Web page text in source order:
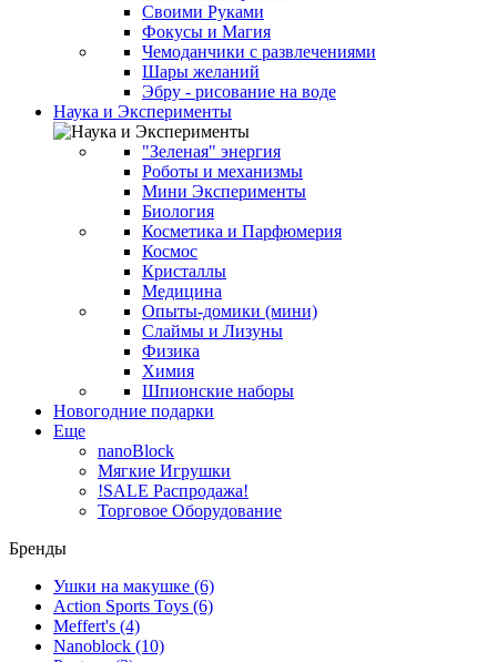
Своими Руками
Фокусы и Магия
Чемоданчики с развлечениями
Шары желаний
Эбру - рисование на воде
Наука и Эксперименты
"Зеленая" энергия
Роботы и механизмы
Мини Эксперименты
Биология
Косметика и Парфюмерия
Космос
Кристаллы
Медицина
Опыты-домики (мини)
Слаймы и Лизуны
Физика
Химия
Шпионские наборы
Новогодние подарки
Еще
nanoBlock
Мягкие Игрушки
!SALE Распродажа!
Торговое Оборудование
Бренды
Ушки на макушке (6)
Action Sports Toys (6)
Meffert's (4)
Nanoblock (10)